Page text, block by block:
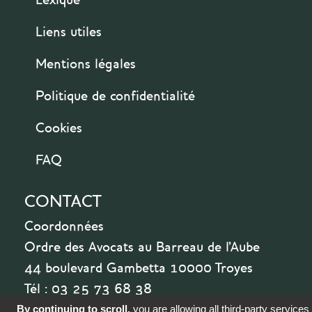
Liens utiles
Mentions légales
Politique de confidentialité
Cookies
FAQ
CONTACT
Coordonnées
Ordre des Avocats au Barreau de l'Aube
44 boulevard Gambetta 10000 Troyes
Tél : 03 25 73 68 38
By continuing to scroll, you are allowing all third-party services